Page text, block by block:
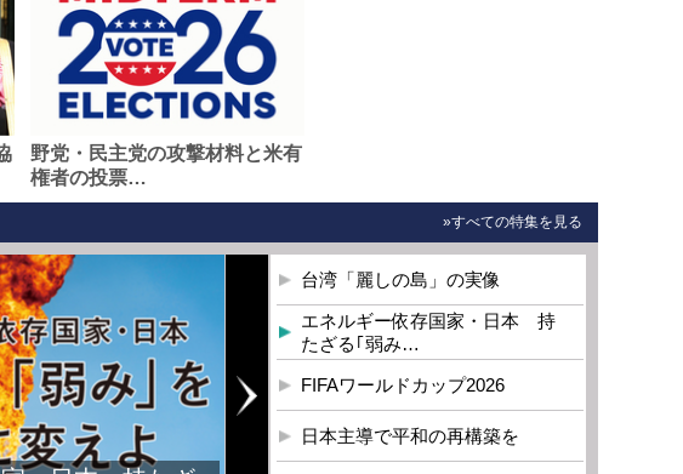
野党・民主党の攻撃材料と米有
権者の投票…
»すべての特集を見る
台湾「麗しの島」の実像
エネルギー依存国家・日本 持
たざる｢弱み…
FIFAワールドカップ2026
日本主導で平和の再構築を